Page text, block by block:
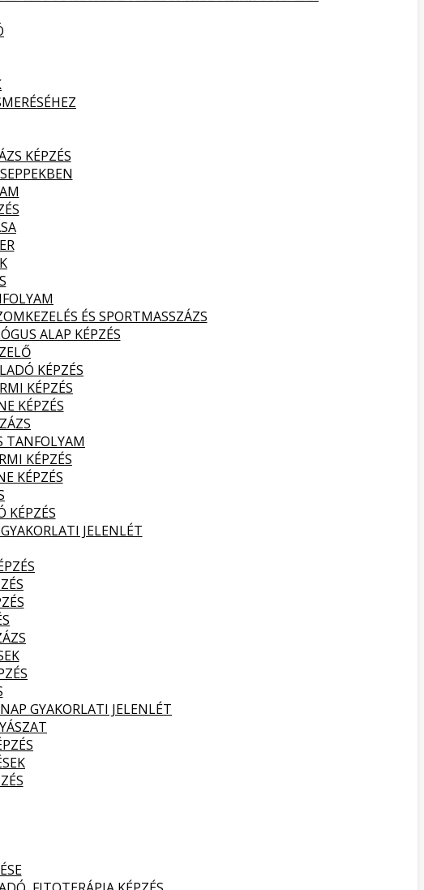
KÉPZÉS
ÉS SPORTMASSZÁZS
ALAP KÉPZÉS
KÉPZÉS
KÉPZÉS
KÉPZÉS
TANFOLYAM
KÉPZÉS
KÉPZÉS
KÉPZÉS
JELENLÉT
GYAKORLATI JELENLÉT